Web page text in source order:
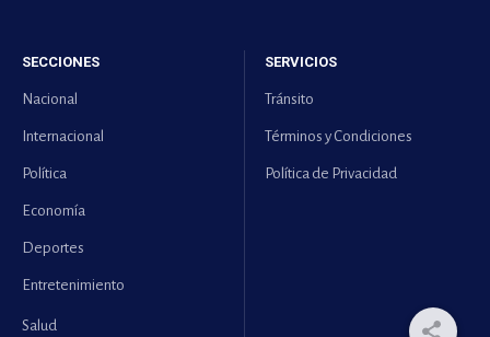
SECCIONES
Nacional
Internacional
Política
Economía
Deportes
Entretenimiento
Salud
SERVICIOS
Tránsito
Términos y Condiciones
Política de Privacidad